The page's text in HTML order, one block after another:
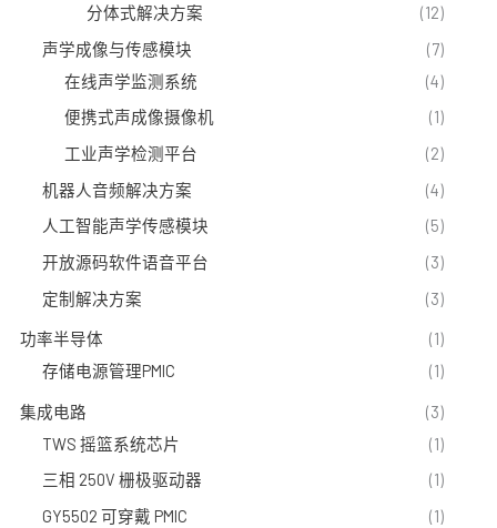
分体式解决方案
(12)
声学成像与传感模块
(7)
在线声学监测系统
(4)
便携式声成像摄像机
(1)
工业声学检测平台
(2)
机器人音频解决方案
(4)
人工智能声学传感模块
(5)
开放源码软件语音平台
(3)
定制解决方案
(3)
功率半导体
(1)
存储电源管理PMIC
(1)
集成电路
(3)
TWS 摇篮系统芯片
(1)
三相 250V 栅极驱动器
(1)
GY5502 可穿戴 PMIC
(1)